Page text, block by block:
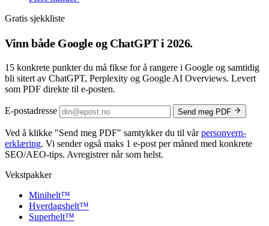
Gratis sjekkliste
Vinn både Google og ChatGPTi 2026.
15 konkrete punkter du må fikse for å rangere i Google og samtidig
bli sitert av ChatGPT, Perplexity og Google AI Overviews. Levert
som PDF direkte til e-posten.
E-postadresse Send meg PDF
Ved å klikke "Send meg PDF" samtykker du til vårpersonvern­
erklæring. Vi sender også maks 1 e-post per måned med konkrete
SEO/AEO-tips. Avregistrer når som helst.
Vekstpakker
Minihelt™
Hverdagshelt™
Superhelt™